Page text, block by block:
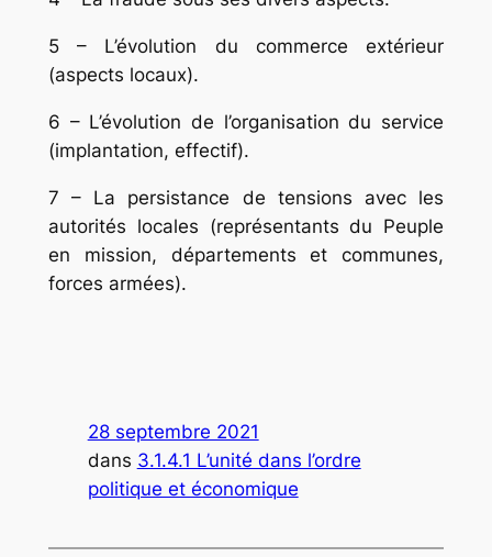
5 – L’évolution du commerce extérieur
(aspects locaux).
6 – L’évolution de l’organisation du service
(implantation, effectif).
7 – La persistance de tensions avec les
autorités locales (représentants du Peuple
en mission, départements et communes,
forces armées).
28 septembre 2021
dans 3.1.4.1 L’unité dans l’ordre
politique et économique